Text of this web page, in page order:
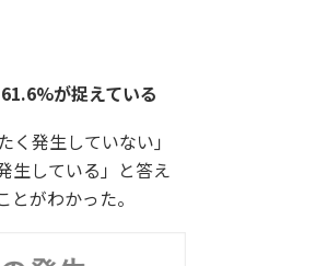
が捉えている
発生していない」
生している」と答え
がわかった。